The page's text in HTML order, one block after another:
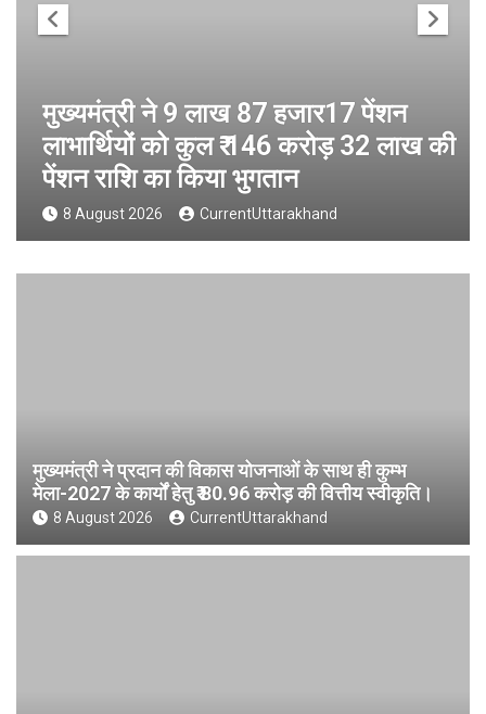
मुख्यमंत्री ने 9 लाख 87 हजार17 पेंशन
लाभार्थियों को कुल ₹ 146 करोड़ 32 लाख की
पेंशन राशि का किया भुगतान
8 August 2026 CurrentUttarakhand
मुख्यमंत्री ने प्रदान की विकास योजनाओं के साथ ही कुम्भ
मेला-2027 के कार्यों हेतु ₹ 80.96 करोड़ की वित्तीय स्वीकृति।
8 August 2026 CurrentUttarakhand